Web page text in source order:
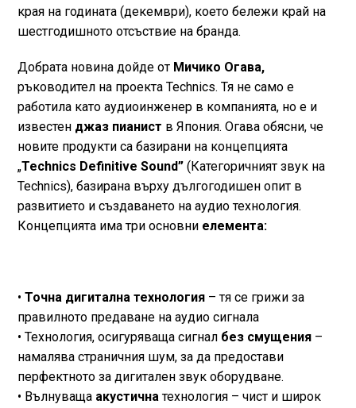
края на годината (декември), което бележи край на
шестгодишното отсъствие на бранда.
Добрата новина дойде от Мичико Огава,
ръководител на проекта Technics. Тя не само е
работила като аудиоинженер в компанията, но е и
известен джаз пианист в Япония. Огава обясни, че
новите продукти са базирани на концепцията
„Technics Definitive Sound”(Категоричният звук на
Technics), базирана върху дългогодишен опит в
развитието и създаването на аудио технология.
Концепцията има три основни елемента:
• Точна дигитална технология– тя се грижи за
правилното предаване на аудио сигнала
• Технология, осигуряваща сигнал без смущения–
намалява страничния шум, за да предостави
перфектното за дигитален звук оборудване.
• Вълнуваща акустичнатехнология – чист и широк